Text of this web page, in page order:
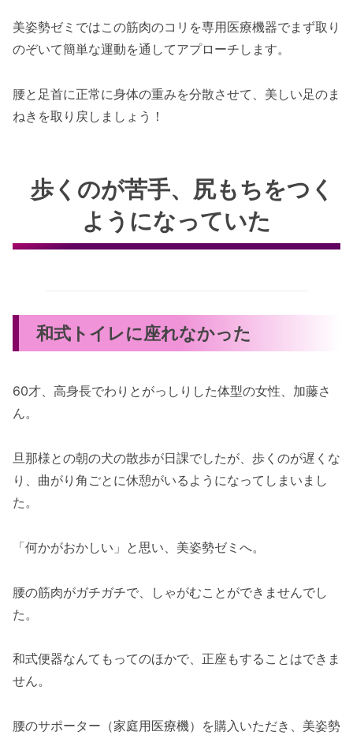
美姿勢ゼミではこの筋肉のコリを専用医療機器でまず取り
のぞいて簡単な運動を通してアプローチします。
腰と足首に正常に身体の重みを分散させて、美しい足のま
ねきを取り戻しましょう！
歩くのが苦手、尻もちをつく
ようになっていた
和式トイレに座れなかった
60才、高身長でわりとがっしりした体型の女性、加藤さ
ん。
旦那様との朝の犬の散歩が日課でしたが、歩くのが遅くな
り、曲がり角ごとに休憩がいるようになってしまいまし
た。
「何かがおかしい」と思い、美姿勢ゼミへ。
腰の筋肉がガチガチで、しゃがむことができませんでし
た。
和式便器なんてもってのほかで、正座もすることはできま
せん。
腰のサポーター（家庭用医療機）を購入いただき、美姿勢